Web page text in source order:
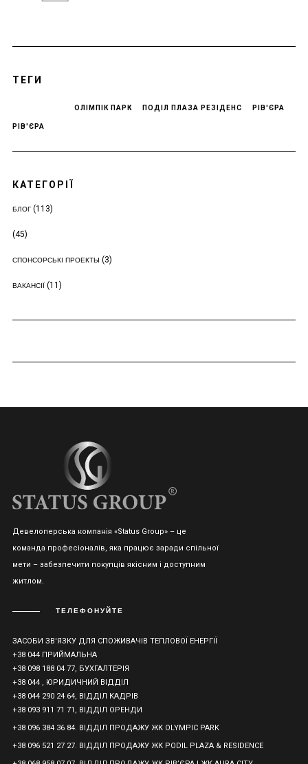
ТЕГИ
ОЛІМПІК ПАРК ПОДІЛ ПЛАЗА РЕЗІДЕНС РІВ'ЄРА
РІВ'ЄРА
КАТЕГОРІЇ
БЛОГ(113)
(45)
СПОНСОРСЬКІ ПРОЕКТЫ (3)
ВАКАНСІЇ(11)
Девелоперська компанія «Status Group» – це
команда професіоналів, яка працює заради спільної
мети – забезпечити покупців якісним і доступним
житлом.
ТЕЛЕФОНУЙТЕ
ЗАСОБИ ЗВ'ЯЗКУ ДЛЯ СПОЖИВАЧІВ ТЕПЛОВОЇ ЕНЕРГІЇ
+38 044 ПРИЙМАЛЬНА
+38 098 188 04 77, БУХГАЛТЕРІЯ
+38 044 , ЮРИДИЧНИЙ ВІДДІЛ
+38 044 290 24 64, ВІДДІЛ КАДРІВ
+38 093 911 71 71, ВІДДІЛ ОРЕНДИ
+38 096 384 36 84. ВІДДІЛ ПРОДАЖУ ЖК OLYMPIC PARK
+38 096 521 27 27. ВІДДІЛ ПРОДАЖУ ЖК PODIL PLAZA & RESIDENCE